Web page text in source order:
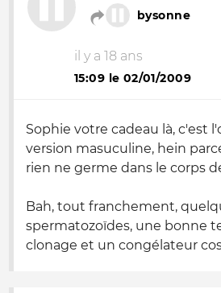
bysonne
il y a 18 ans
15:09 le 02/01/2009
Sophie votre cadeau là, c'est
version masuculine, hein
rien ne germe dans le corps
Bah, tout franchement,
spermatozoïdes, une bonne
clonage et un congélateur